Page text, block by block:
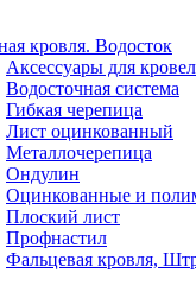
кровля. Водосток
Аксессуары для
Водосточная система
Гибкая черепица
Лист оцинкованный
Металлочерепица
Ондулин
Оцинкованные и
Плоский лист
Профнастил
Фальцевая кровля,